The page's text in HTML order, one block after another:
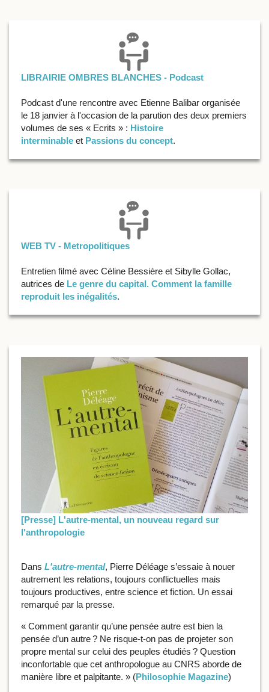
LIBRAIRIE OMBRES BLANCHES - Podcast
Podcast d'une rencontre avec Etienne Balibar organisée
le 18 janvier à l'occasion de la parution des deux premiers
volumes de ses « Ecrits » : Histoire
interminable et Passions du concept.
WEB TV - Metropolitiques
Entretien filmé avec Céline Bessière et Sibylle Gollac,
autrices de Le genre du capital. Comment la famille
reproduit les inégalités.
[Presse] L'autre-mental, un nouveau regard sur
l'anthropologie
Dans L'autre-mental, Pierre Déléage s’essaie à nouer
autrement les relations, toujours conflictuelles mais
toujours productives, entre science et fiction. Un essai
remarqué par la presse.
« Comment garantir qu’une pensée autre est bien la
pensée d’un autre ? Ne risque-t-on pas de projeter son
propre mental sur celui des peuples étudiés ? Question
inconfortable que cet anthropologue au CNRS aborde de
manière libre et palpitante. » (Philosophie Magazine)